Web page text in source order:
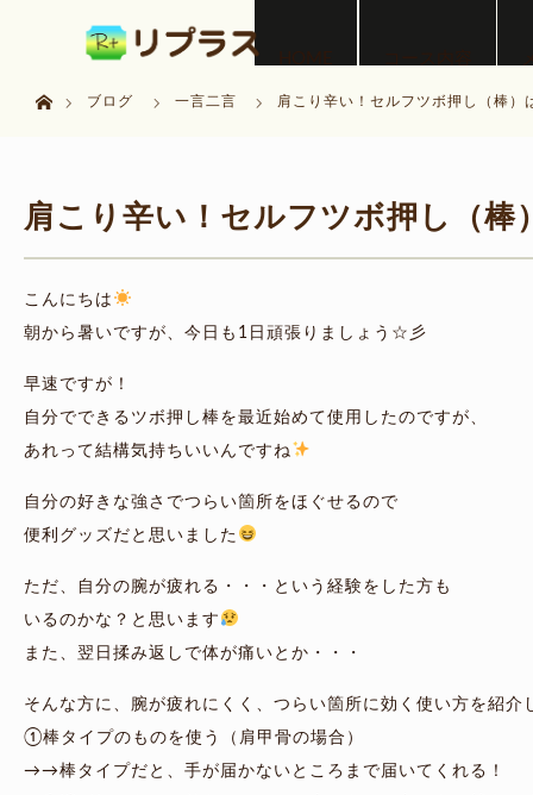
ブログ
一言二言 肩こり辛い！セルフツボ押し（棒）
肩こり辛い！セルフツボ押し（
こんにちは
朝から暑いですが、今日も1日頑張りましょう☆彡
早速ですが！
自分でできるツボ押し棒を最近始めて使用したのですが、
あれって結構気持ちいいんですね
自分の好きな強さでつらい箇所をほぐせるので
便利グッズだと思いました
ただ、自分の腕が疲れる・・・という経験をした方も
いるのかな？と思います
また、翌日揉み返しで体が痛いとか・・・
そんな方に、腕が疲れにくく、つらい箇所に効く使い方を紹介
①棒タイプのものを使う（肩甲骨の場合）
→→棒タイプだと、手が届かないところまで届いてくれる！